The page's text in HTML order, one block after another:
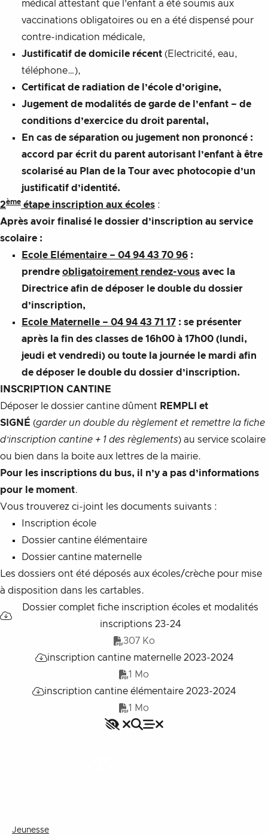
médical attestant que l’enfant a été soumis aux
vaccinations obligatoires ou en a été dispensé pour
contre-indication médicale,
Justificatif de domicile récent (Electricité, eau,
téléphone…),
Certificat de radiation de l’école d’origine,
Jugement de modalités de garde de l’enfant – de
conditions d’exercice du droit parental,
En cas de séparation ou jugement non prononcé :
accord par écrit du parent autorisant l’enfant à être
scolarisé au Plan de la Tour avec photocopie d’un
justificatif d’identité.
2ème étape inscription aux écoles :
Après avoir finalisé le dossier d’inscription au service
scolaire :
Ecole Elémentaire – 04 94 43 70 96 :
prendre obligatoirement rendez-vous avec la
Directrice afin de déposer le double du dossier
d’inscription,
Ecole Maternelle – 04 94 43 71 17 : se présenter
après la fin des classes de 16h00 à 17h00 (lundi,
jeudi et vendredi) ou toute la journée le mardi afin
de déposer le double du dossier d’inscription.
INSCRIPTION CANTINE
Déposer le dossier cantine dûment REMPLI et
SIGNÉ (garder un double du règlement et remettre la fiche
d’inscription cantine + 1 des règlements) au service scolaire
ou bien dans la boite aux lettres de la mairie.
Pour les inscriptions du bus, il n’y a pas d’informations
pour le moment.
Vous trouverez ci-joint les documents suivants :
Inscription école
Dossier cantine élémentaire
Dossier cantine maternelle
Les dossiers ont été déposés aux écoles/crèche pour mise
à disposition dans les cartables.
Dossier complet fiche inscription écoles et modalités
inscriptions 23-24
307 Ko
inscription cantine maternelle 2023-2024
1 Mo
inscription cantine élémentaire 2023-2024
1 Mo
Accessibilité
Rechercher
Jeunesse